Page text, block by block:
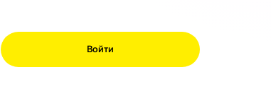
Войти